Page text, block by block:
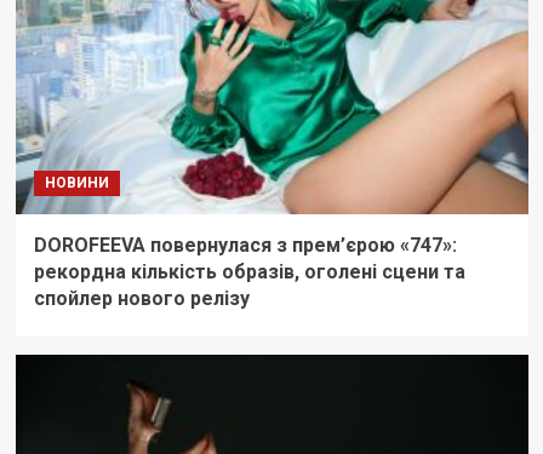
НОВИНИ
DOROFEEVA повернулася з прем’єрою «747»:
рекордна кількість образів, оголені сцени та
спойлер нового релізу